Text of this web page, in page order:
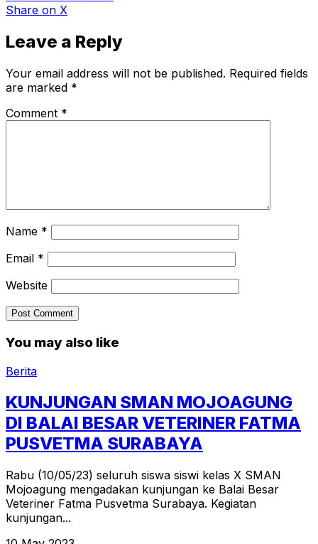
Share on X
Leave a Reply
Your email address will not be published. Required fields
are marked *
Comment *
Name *
Email *
Website
You may also like
Berita
KUNJUNGAN SMAN MOJOAGUNG
DI BALAI BESAR VETERINER FATMA
PUSVETMA SURABAYA
Rabu (10/05/23) seluruh siswa siswi kelas X SMAN
Mojoagung mengadakan kunjungan ke Balai Besar
Veteriner Fatma Pusvetma Surabaya. Kegiatan
kunjungan...